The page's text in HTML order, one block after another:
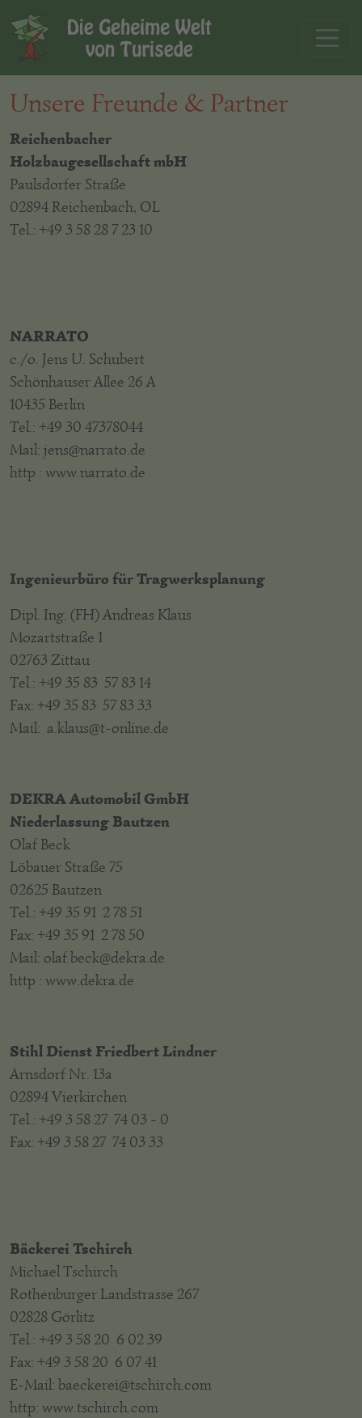
Unsere Freunde & Partner
Reichenbacher
Holzbaugesellschaft mbH
Paulsdorfer Straße
02894 Reichenbach, OL
Tel.: +49 3 58 28 7 23 10
NARRATO
c./o. Jens U. Schubert
Schönhauser Allee 26 A
10435 Berlin
Tel.: +49 30 47378044
Mail: jens@narrato.de
http : www.narrato.de
Ingenieurbüro für Tragwerksplanung
Dipl. Ing. (FH) Andreas Klaus
Mozartstraße 1
02763 Zittau
Tel.: +49 35 83 57 83 14
Fax: +49 35 83 57 83 33
Mail: a.klaus@t-online.de
DEKRA Automobil GmbH
Niederlassung Bautzen
Olaf Beck
Löbauer Straße 75
02625 Bautzen
Tel.: +49 35 91 2 78 51
Fax: +49 35 91 2 78 50
Mail: olaf.beck@dekra.de
http : www.dekra.de
Stihl Dienst Friedbert Lindner
Arnsdorf Nr. 13a
02894 Vierkirchen
Tel.: +49 3 58 27 74 03 - 0
Fax: +49 3 58 27 74 03 33
Bäckerei Tschirch
Michael Tschirch
Rothenburger Landstrasse 267
02828 Görlitz
Tel.: +49 3 58 20 6 02 39
Fax: +49 3 58 20 6 07 41
E-Mail: baeckerei@tschirch.com
http: www.tschirch.com